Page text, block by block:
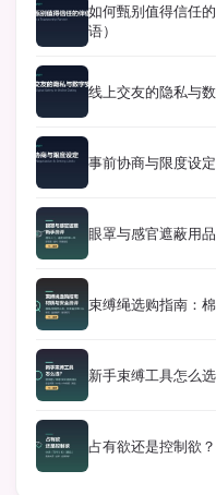
如何甄别值得信任
语）
线上交友的隐私与
事前协商与限度设
眼罩与感官遮蔽用
束缚绳选购指南：
新手束缚工具怎么
占有欲还是控制欲